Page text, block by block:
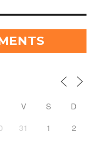
V S
D
31 1 2